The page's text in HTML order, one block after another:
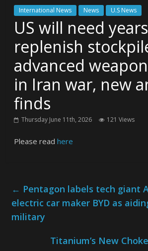
International News News U.S News
US will need
replenish
advanced
in Iran war, new
finds
Thursday June 11th, 2026 121 Views
Please readhere
← Pentagon labels tech giant
electric car maker BYD as
military
Titanium’s New